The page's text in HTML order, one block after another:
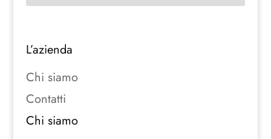
L’azienda
Chi siamo
Contatti
Chi siamo